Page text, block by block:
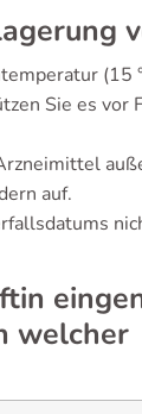
(15
Sie es vor
auf.
welcher